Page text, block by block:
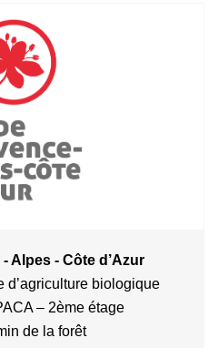
Alpes - Côte d’Azur
d’agriculture biologique
– 2ème étage
de la forêt